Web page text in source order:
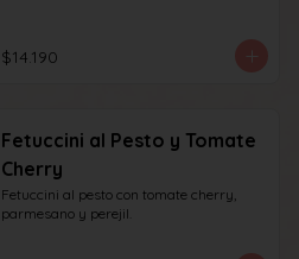
$14.190
Fetuccini al Pesto y Tomate
Cherry
Fetuccini al pesto con tomate cherry,
parmesano y perejil.